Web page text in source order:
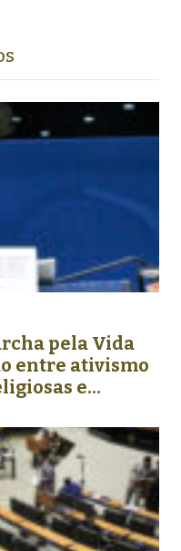
pela Vida
entre ativismo
e